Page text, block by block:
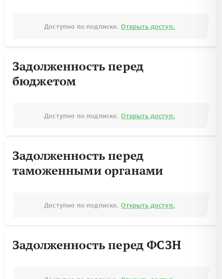
Доступно по подписке. Открыть доступ.
Задолженность перед
бюджетом
Доступно по подписке. Открыть доступ.
Задолженность перед
таможенными органами
Доступно по подписке. Открыть доступ.
Задолженность перед ФСЗН